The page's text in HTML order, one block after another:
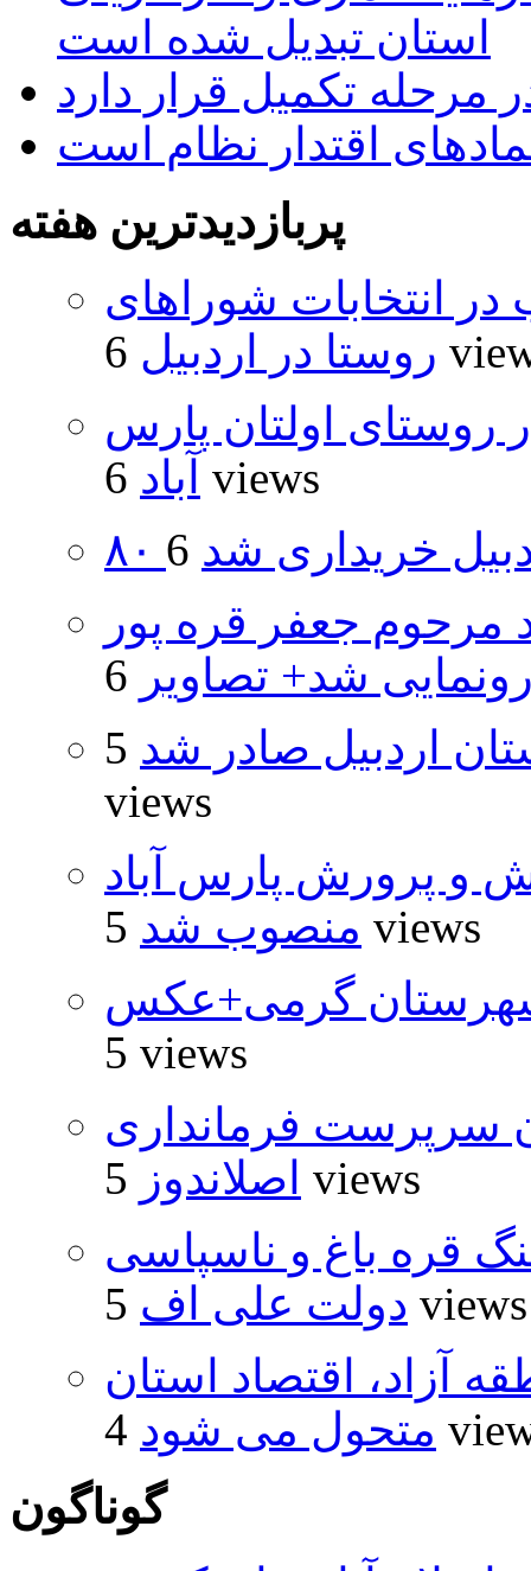
استان تبدیل شده است
مرحله تکمیل قرار دارد
اقتدار نظام است
پربازدیدترین هفته
۵۰۰۰ داوطلب در انتخابات شوراهای
روستا در اردبیل 6
روستای اولتان پارس
آباد 6 views
خریداری شد
مرحوم جعفر قره پور
شد+ تصاویر
اردبیل صادر شد 5
views
و پرورش پارس آباد
منصوب شد 5 views
گرمی+عکس
5 views
سرپرست فرمانداری
اصلاندوز 5 views
قره باغ و ناسپاسی
دولت علی اف 5 views
آزاد، اقتصاد استان
متحول می شود 4
گوناگون